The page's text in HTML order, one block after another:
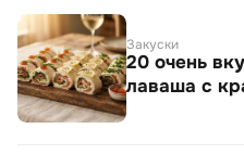
Закуски
20 очень
лаваша с